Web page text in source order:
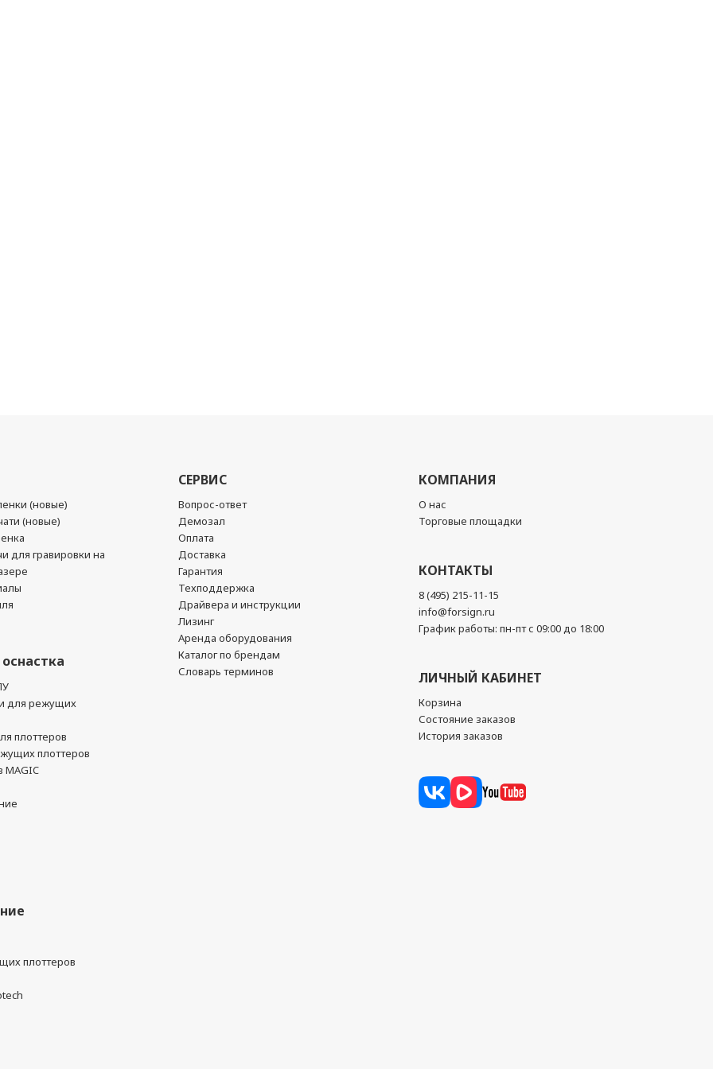
(новые)
(новые)
для гравировки на
для режущих
плоттеров
плоттеров
MAGIC
плоттеров
СЕРВИС
Вопрос-ответ
Демозал
Оплата
Доставка
Гарантия
Техподдержка
Драйвера и инструкции
Лизинг
Аренда оборудования
Каталог по брендам
Словарь терминов
КОМПАНИЯ
О нас
Торговые площадки
КОНТАКТЫ
8 (495) 215-11-15
info@forsign.ru
График работы: пн-пт с 09:00 до 18:00
ЛИЧНЫЙ КАБИНЕТ
Корзина
Состояние заказов
История заказов